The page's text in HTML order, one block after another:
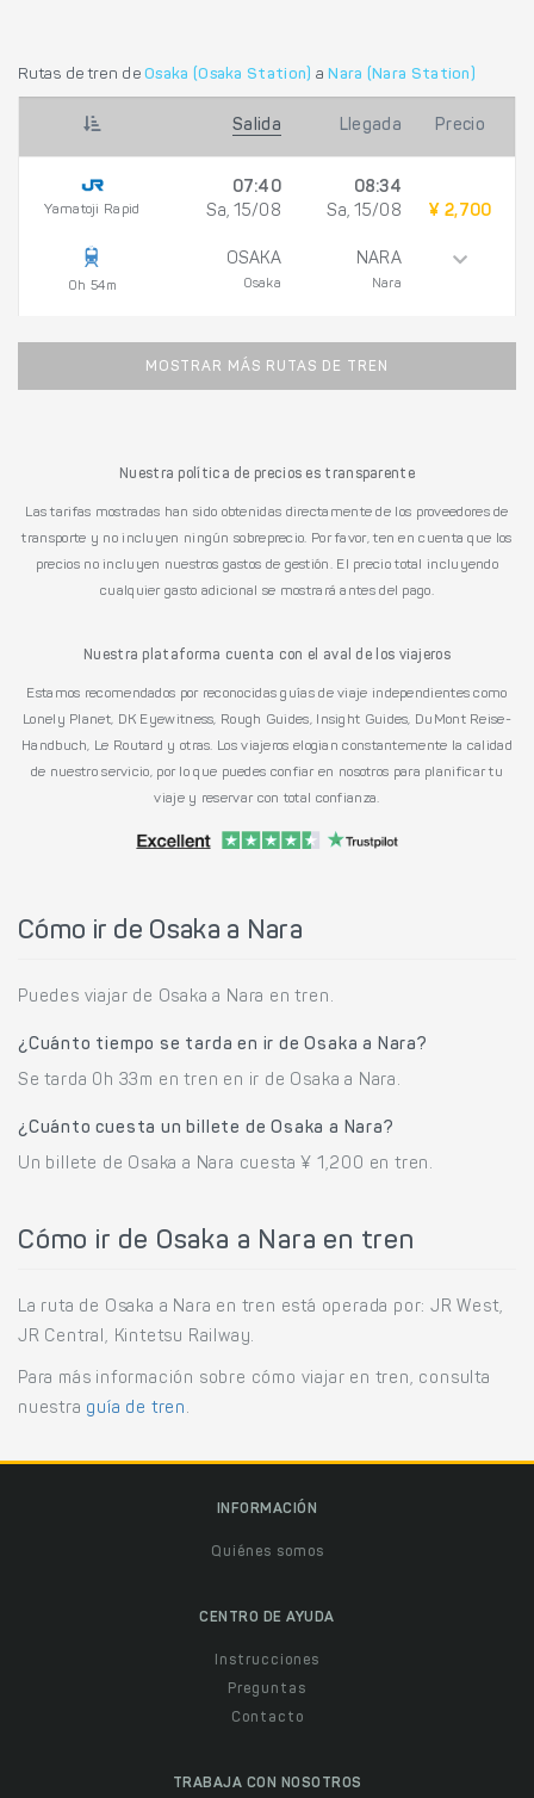
Rutas de tren deOsaka (Osaka Station) a Nara (Nara Station)
Salida Llegada Precio
Yamatoji Rapid
0h 54m
07:40
Sa, 15/08
OSAKA
Osaka
08:34
Sa, 15/08
NARA
Nara
¥ 2,700
MOSTRAR MÁS RUTAS DE TREN
Nuestra política de precios es transparente
Las tarifas mostradas han sido obtenidas directamente de los proveedores de
transporte y no incluyen ningún sobreprecio. Por favor, ten en cuenta que los
precios no incluyen nuestros gastos de gestión. El precio total incluyendo
cualquier gasto adicional se mostrará antes del pago.
Nuestra plataforma cuenta con el aval de los viajeros
Estamos recomendados por reconocidas guías de viaje independientes como
Lonely Planet, DK Eyewitness, Rough Guides, Insight Guides, DuMont Reise-
Handbuch, Le Routard y otras. Los viajeros elogian constantemente la calidad
de nuestro servicio, por lo que puedes confiar en nosotros para planificar tu
viaje y reservar con total confianza.
Cómo ir de Osaka a Nara
Puedes viajar de Osaka a Nara en tren.
¿Cuánto tiempo se tarda en ir de Osaka a Nara?
Se tarda 0h 33m en tren en ir de Osaka a Nara.
¿Cuánto cuesta un billete de Osaka a Nara?
Un billete de Osaka a Nara cuesta ¥ 1,200 en tren.
Cómo ir de Osaka a Nara en tren
La ruta de Osaka a Nara en tren está operada por: JR West,
JR Central, Kintetsu Railway.
Para más información sobre cómo viajar en tren, consulta
nuestra guía de tren .
INFORMACIÓN
Quiénes somos
CENTRO DE AYUDA
Instrucciones
Preguntas
Contacto
TRABAJA CON NOSOTROS